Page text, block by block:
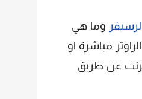
وما هي
مباشرة او
عن طريق